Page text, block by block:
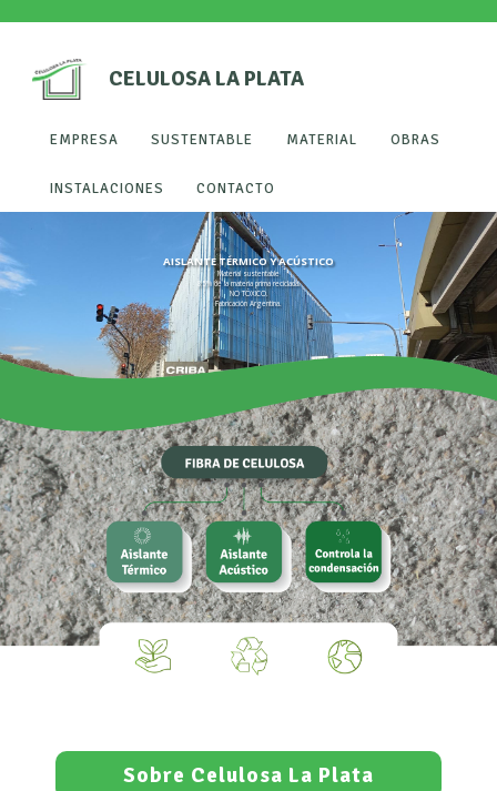
CELULOSA LA PLATA
EMPRESA SUSTENTABLE MATERIAL OBRAS
INSTALACIONES CONTACTO
AISLANTE TÉRMICO Y ACÚSTICO
Material sustentable
85% de la materia prima reciclada.
NO TÓXICO.
Fabricación Argentina.
Sobre Celulosa La Plata